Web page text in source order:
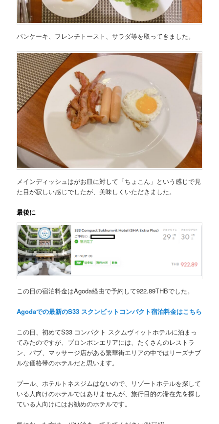
パンケーキ、フレンチトースト、サラダ等を取ってきました。
メインディッシュはがお皿に対して「ちょこん」という感じで見
た目が寂しい感じでしたが、美味しくいただきました。
最後に
この日の宿泊料金はAgoda経由で予約して922.89THBでした。
Agodaでの最新のS33 スクンビット コンパクト宿泊料金はこちら
この日、初めてS33 コンパクト スクムヴィットホテルに泊まっ
てみたのですが、プロンポンエリアには、たくさんのレストラ
ン、パブ、マッサージ店がある繁華街エリアの中ではリーズナブ
ルな価格帯のホテルだと思います。
プール、ホテルトネスジムはないので、リゾートホテルを探して
いる人向けのホテルではありませんが、旅行目的の滞在先を探し
ている人向けにはお勧めのホテルです。